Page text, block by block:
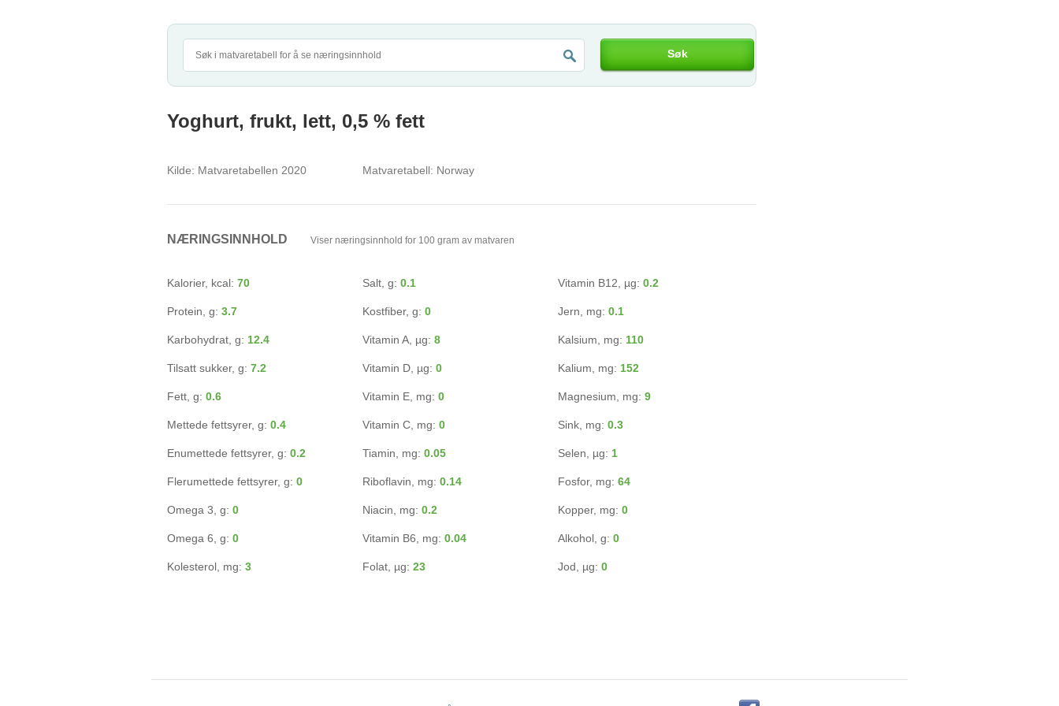
Søk
Yoghurt, frukt, lett, 0,5 % fett
Kilde: Matvaretabellen 2020 Matvaretabell: Norway
NÆRINGSINNHOLD Viser næringsinnhold for 100 gram av matvaren
Kalorier, kcal: 70
Protein, g: 3.7
Karbohydrat, g: 12.4
Tilsatt sukker, g: 7.2
Fett, g: 0.6
Mettede fettsyrer, g: 0.4
Enumettede fettsyrer, g: 0.2
Flerumettede fettsyrer, g: 0
Omega 3, g: 0
Omega 6, g: 0
Kolesterol, mg: 3
Salt, g: 0.1
Kostfiber, g: 0
Vitamin A, µg: 8
Vitamin D, µg: 0
Vitamin E, mg: 0
Vitamin C, mg: 0
Tiamin, mg: 0.05
Riboflavin, mg: 0.14
Niacin, mg: 0.2
Vitamin B6, mg: 0.04
Folat, µg: 23
Vitamin B12, µg: 0.2
Jern, mg: 0.1
Kalsium, mg: 110
Kalium, mg: 152
Magnesium, mg: 9
Sink, mg: 0.3
Selen, µg: 1
Fosfor, mg: 64
Kopper, mg: 0
Alkohol, g: 0
Jod, µg: 0